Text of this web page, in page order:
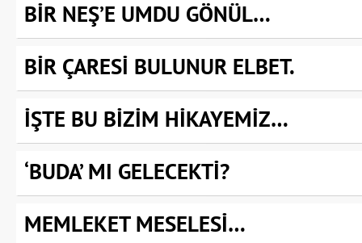
BİR NEŞ’E UMDU GÖNÜL…
BİR ÇARESİ BULUNUR ELBET.
İŞTE BU BİZİM HİKAYEMİZ…
‘BUDA’ MI GELECEKTİ?
MEMLEKET MESELESİ…